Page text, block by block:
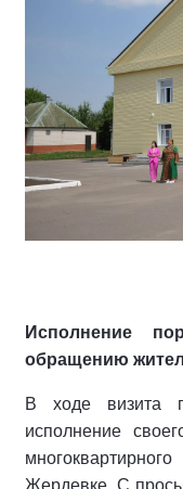
Исполнение
обращению
В ходе визита
исполнение